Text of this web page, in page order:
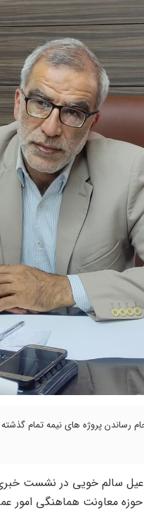
رساندن پروژه های نیمه تمام
سالم خویی در نشست
حوزه معاونت هماهنگی امور